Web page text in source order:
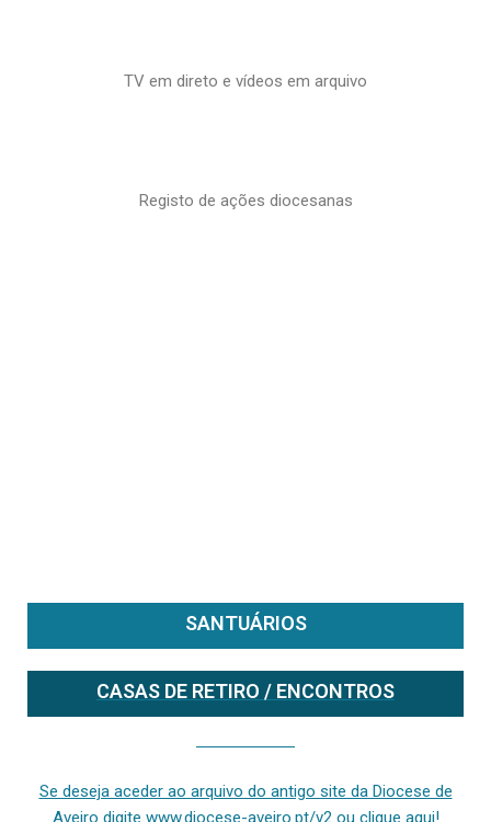
TV em direto e vídeos em arquivo
Registo de ações diocesanas
SANTUÁRIOS
CASAS DE RETIRO / ENCONTROS
Se deseja aceder ao arquivo do antigo site da Diocese de
Aveiro digite www.diocese-aveiro.pt/v2 ou clique aqui!